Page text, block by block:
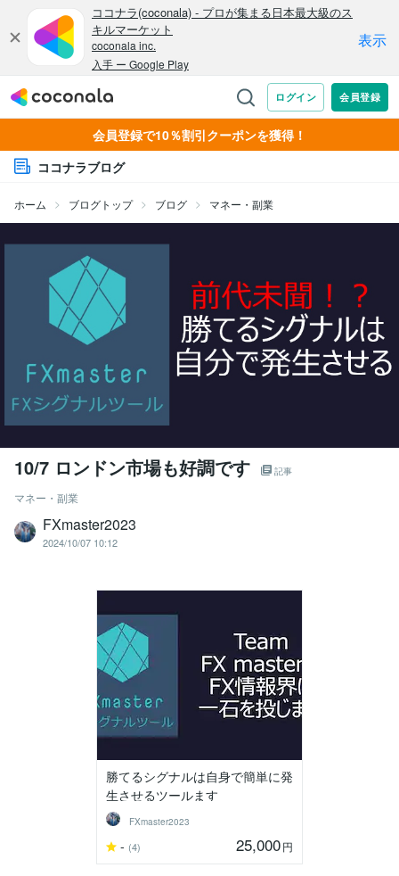
会員登録で10％割引クーポンを獲得！
ココナラブログ
ホーム ブログトップ ブログ マネー・副業
10/7 ロンドン市場も好調です 記事
マネー・副業
FXmaster2023
2024/10/07 10:12
勝てるシグナルは自身で簡単に発
生させるツールます
FXmaster2023
- (4) 25,000円